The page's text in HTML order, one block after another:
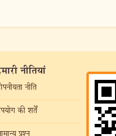
नीतियां
नीति
की शर्तें
प्रश्न